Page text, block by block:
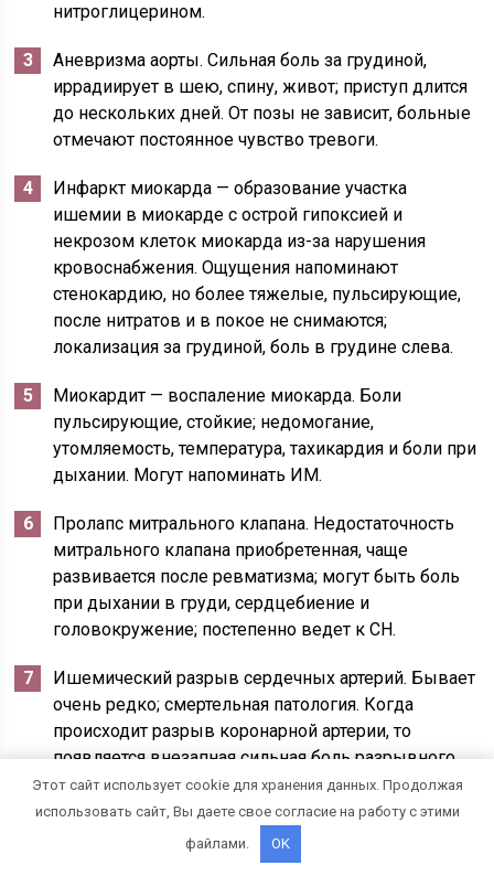
нитроглицерином.
Аневризма аорты. Сильная боль за грудиной,
иррадиирует в шею, спину, живот; приступ длится
до нескольких дней. От позы не зависит, больные
отмечают постоянное чувство тревоги.
Инфаркт миокарда — образование участка
ишемии в миокарде с острой гипоксией и
некрозом клеток миокарда из-за нарушения
кровоснабжения. Ощущения напоминают
стенокардию, но более тяжелые, пульсирующие,
после нитратов и в покое не снимаются;
локализация за грудиной, боль в грудине слева.
Миокардит — воспаление миокарда. Боли
пульсирующие, стойкие; недомогание,
утомляемость, температура, тахикардия и боли при
дыхании. Могут напоминать ИМ.
Пролапс митрального клапана. Недостаточность
митрального клапана приобретенная, чаще
развивается после ревматизма; могут быть боль
при дыхании в груди, сердцебиение и
головокружение; постепенно ведет к СН.
Ишемический разрыв сердечных артерий. Бывает
очень редко; смертельная патология. Когда
происходит разрыв коронарной артерии, то
появляется внезапная сильная боль разрывного
характера в грудине при вдохе с отдачей в шею,
спину и живот.
Этот сайт использует cookie для хранения данных. Продолжая
использовать сайт, Вы даете свое согласие на работу с этими
файлами.
OK